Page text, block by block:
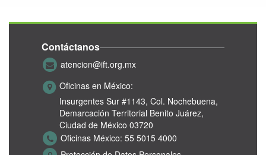
Contáctanos
atencion@ift.org.mx
Oficinas en México:
Insurgentes Sur #1143, Col. Nochebuena,
Demarcación Territorial Benito Juárez,
Ciudad de México 03720
Oficinas México: 55 5015 4000